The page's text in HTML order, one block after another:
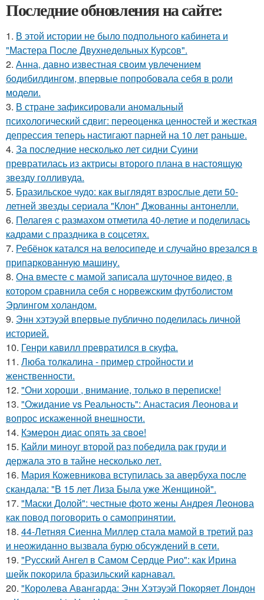
Последние обновления на сайте:
1. В этой истории не было подпольного кабинета и
"Мастера После Двухнедельных Курсов".
2. Анна, давно известная своим увлечением
бодибилдингом, впервые попробовала себя в роли
модели.
3. В стране зафиксировали аномальный
психологический сдвиг: переоценка ценностей и жесткая
депрессия теперь настигают парней на 10 лет раньше.
4. За последние несколько лет сидни Суини
превратилась из актрисы второго плана в настоящую
звезду голливуда.
5. Бразильское чудо: как выглядят взрослые дети 50-
летней звезды сериала "Клон" Джованны антонелли.
6. Пелагея с размахом отметила 40-летие и поделилась
кадрами с праздника в соцсетях.
7. Ребёнок катался на велосипеде и случайно врезался в
припаркованную машину.
8. Она вместе с мамой записала шуточное видео, в
котором сравнила себя с норвежским футболистом
Эрлингом холандом.
9. Энн хэтэуэй впервые публично поделилась личной
историей.
10. Генри кавилл превратился в скуфа.
11. Люба толкалина - пример стройности и
женственности.
12. "Они хороши , внимание, только в переписке!
13. "Ожидание vs Реальность": Анастасия Леонова и
вопрос искаженной внешности.
14. Кэмерон диас опять за свое!
15. Кайли миноуг второй раз победила рак груди и
держала это в тайне несколько лет.
16. Мария Кожевникова вступилась за авербуха после
скандала: "В 15 лет Лиза Была уже Женщиной".
17. "Маски Долой": честные фото жены Андрея Леонова
как повод поговорить о самопринятии.
18. 44-Летняя Сиенна Миллер стала мамой в третий раз
и неожиданно вызвала бурю обсуждений в сети.
19. "Русский Ангел в Самом Сердце Рио": как Ирина
шейк покорила бразильский карнавал.
20. "Королева Авангарда: Энн Хэтэуэй Покоряет Лондон